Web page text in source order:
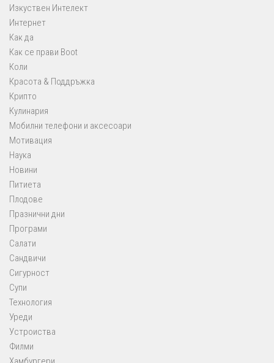
Изкуствен Интелект
Интернет
Как да
Как се прави Boot
Коли
Красота & Поддръжка
Крипто
Кулинария
Мобилни телефони и аксесоари
Мотивация
Наука
Новини
Питиета
Плодове
Празнични дни
Програми
Салати
Сандвичи
Сигурност
Супи
Технология
Уреди
Устроиства
Филми